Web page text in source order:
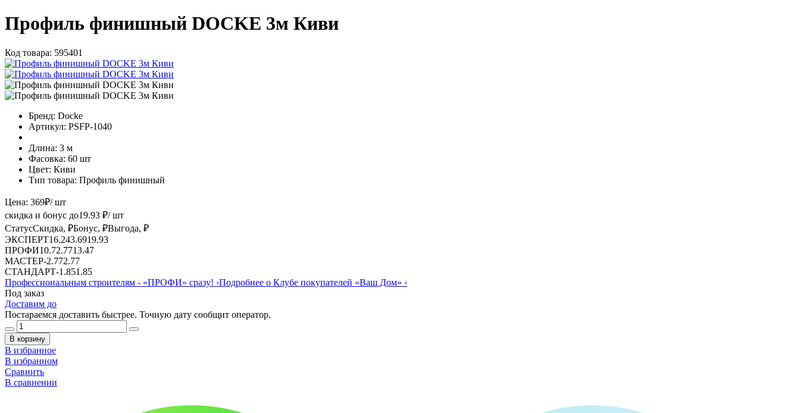
Профиль финишный DOCKE 3м Киви
Код товара: 595401
Бренд: Docke
Артикул: PSFP-1040
Длина: 3 м
Фасовка: 60 шт
Цвет: Киви
Тип товара: Профиль финишный
Цена: 369₽/ шт
скидка и бонус до19.93 ₽/ шт
СтатусСкидка, ₽Бонус, ₽Выгода, ₽
ЭКСПЕРТ16.243.6919.93
ПРОФИ10.72.7713.47
МАСТЕР-2.772.77
СТАНДАРТ-1.851.85
Профессиональным строителям - «ПРОФИ» сразу! ›Подробнее о Клубе покупателей «Ваш Дом» ›
Под заказ
Доставим до
Постараемся доставить быстрее. Точную дату сообщит оператор.
В корзину
В избранное
В избранном
Сравнить
В сравнении